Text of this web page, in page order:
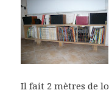
Il fait 2 mètres de